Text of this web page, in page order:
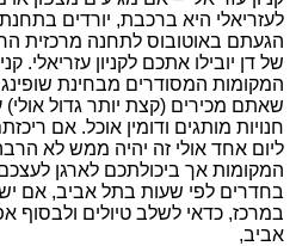
לעזריאלי היא ברכבת, יורדים
של דן יובילו אתכם לקניון עזריאלי.
המקומות המסודרים מבחינת שופינג
שאתם מכירים (קצת יותר גדול
חנויות מותגים ודומין אוכל. אם
ליום אחד אולי זה יהיה ממש לא
המקומות אך ביכולתכם לארגן
בחדרים לפי שעות בתל אביב, אם
במרכז, כדאי לשלב טיולים ולבסוף
אביב,